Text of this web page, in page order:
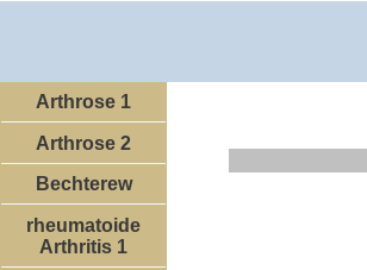
Arthrose 1
Arthrose 2
Bechterew
rheumatoide
Arthritis 1